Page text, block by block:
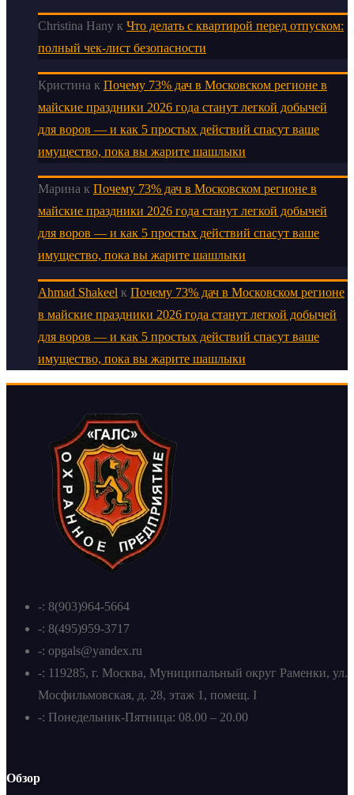
Christina Hany к Что делать с квартирой перед отпуском:
полный чек-лист безопасности
Кристина к Почему 73% дач в Московском регионе в
майские праздники 2026 года станут легкой добычей
для воров — и как 5 простых действий спасут ваше
имущество, пока вы жарите шашлыки
Марина к Почему 73% дач в Московском регионе в
майские праздники 2026 года станут легкой добычей
для воров — и как 5 простых действий спасут ваше
имущество, пока вы жарите шашлыки
Ahmad Shakeel к Почему 73% дач в Московском регионе
в майские праздники 2026 года станут легкой добычей
для воров — и как 5 простых действий спасут ваше
имущество, пока вы жарите шашлыки
-: 8(903)964-5664
-: 8(495)959-3717
-: opgals@yandex.ru
-: 119285, г. Москва, Муниципальный округ Раменки, ул.
Мосфильмовская, д. 28, этаж 1, помещ. I
-: Понедельник-Пятница: 08.00 – 20.00
Обзор